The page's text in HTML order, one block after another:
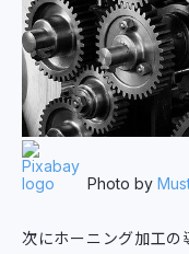
Photo by
次にホーニング加工の